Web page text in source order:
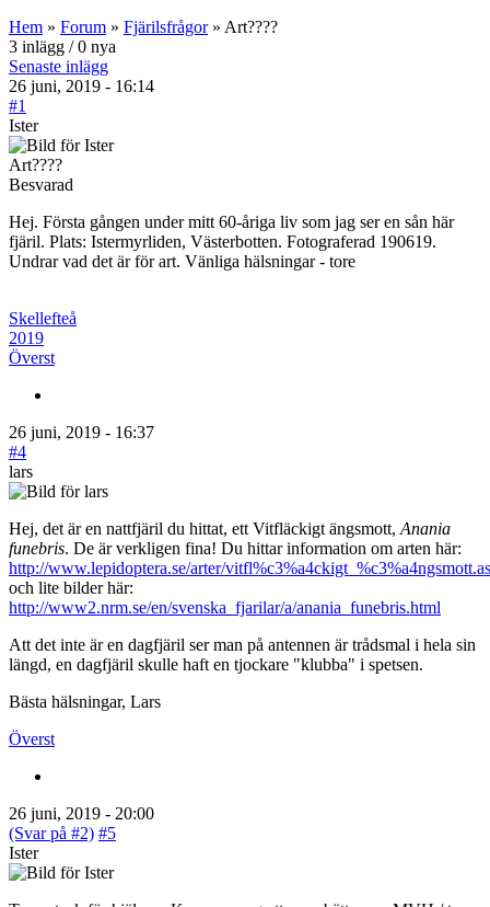
Hem » Forum » Fjärilsfrågor» Art????
3 inlägg / 0 nya
Senaste inlägg
26 juni, 2019 - 16:14
#1
Ister
Art????
Besvarad
Hej. Första gången under mitt 60-åriga liv som jag ser en sån här
fjäril. Plats: Istermyrliden, Västerbotten. Fotograferad 190619.
Undrar vad det är för art. Vänliga hälsningar - tore
Skellefteå
2019
Överst
26 juni, 2019 - 16:37
#4
lars
Hej, det är en nattfjäril du hittat, ett Vitfläckigt ängsmott, Anania
funebris. De är verkligen fina! Du hittar information om arten här:
http://www.lepidoptera.se/arter/
och lite bilder här:
http://www2.nrm.se/en/svenska_fjarilar/a/anania_funebris.html
Att det inte är en dagfjäril ser man på antennen är trådsmal i hela sin
längd, en dagfjäril skulle haft en tjockare "klubba" i spetsen.
Bästa hälsningar, Lars
Överst
26 juni, 2019 - 20:00
(Svar på #2) #5
Ister